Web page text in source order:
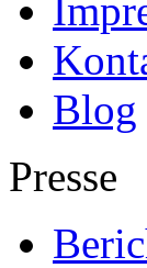
Blog
Presse